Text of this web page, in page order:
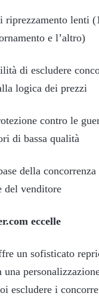
riprezzamento lenti
e l’altro)
di escludere
logica dei prezzi
contro le
di bassa qualità
della
del venditore
eccelle
un sofisticato
escludere i